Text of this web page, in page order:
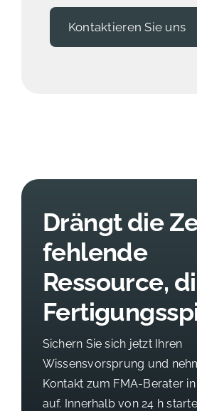
Kontaktieren Sie uns
Drängt die
fehlende
Ressource,
Sichern Sie sich jetzt Ihren
Wissensvorsprung und
Kontakt zum FMA-Berater
auf. Innerhalb von 24 h